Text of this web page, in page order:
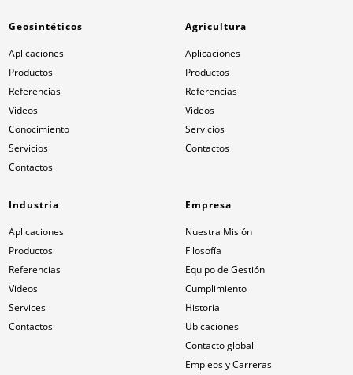
Geosintéticos
Aplicaciones
Productos
Referencias
Videos
Conocimiento
Servicios
Contactos
Agricultura
Aplicaciones
Productos
Referencias
Videos
Servicios
Contactos
Industria
Aplicaciones
Productos
Referencias
Videos
Services
Contactos
Empresa
Nuestra Misión
Filosofía
Equipo de Gestión
Cumplimiento
Historia
Ubicaciones
Contacto global
Empleos y Carreras